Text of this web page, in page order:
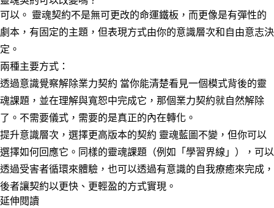
可以。 靈魂契約不是無可更改的命運鐵板，而更像是有彈性的
劇本，有固定的主題，但表現方式由你的意識層次和自由意志決
定。
兩種主要方式：
透過意識覺察解除業力契約 當你能清楚看見一個模式背後的靈
魂課題，並在理解與寬恕中完成它，那個業力契約就自然解除
了。不需要儀式，需要的是真正的內在轉化 。
提升意識層次，選擇更高版本的契約 靈魂藍圖不變，但你可以
選擇如何回應它。同樣的靈魂課題（例如「學習界線」），可以
透過受害者循環來體驗，也可以透過有意識的自我療癒來完成，
後者讓契約以更快、更輕盈的方式實現。
延伸閱讀